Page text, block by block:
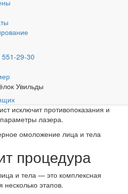
29-30
Увильды
лактации;
процессы в зоне
или ишемической
консультация с
исключит противопоказания и
лазера.
процедура
и тела — это комплексная
этапов.